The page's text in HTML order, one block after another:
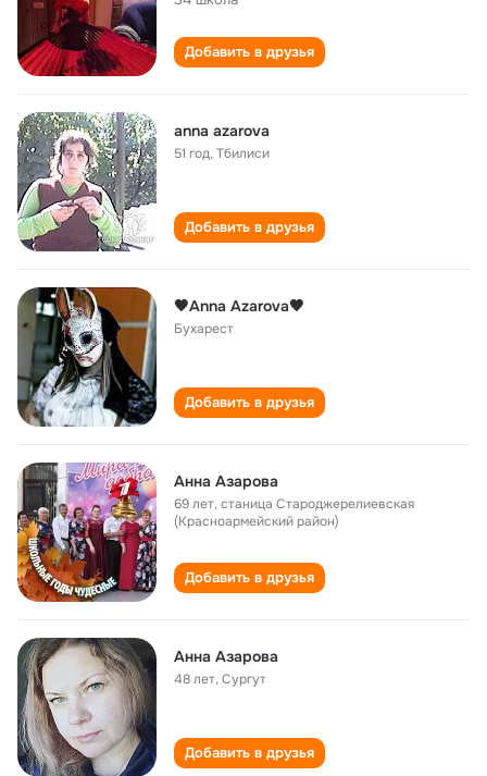
Добавить в друзья
anna azarova
51 год,Тбилиси
Добавить в друзья
🖤Anna Azarova🖤
Бухарест
Добавить в друзья
Анна Азарова
69 лет,станица Староджерелиевская
(Красноармейский район)
Добавить в друзья
Анна Азарова
48 лет,Сургут
Добавить в друзья